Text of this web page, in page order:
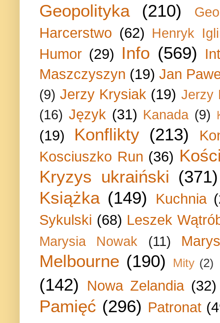
Geopolityka
(210)
Harcerstwo (62) Henryk
Humor (29) Info (569)
Maszczyszyn (19) Jan
(9) Jerzy Krysiak (19) Jerzy
(16) Język (31) Kanada (9)
(19) Konflikty (213)
Kosciuszko Run (36)
Kryzys ukraiński (371)
Książka (149) Kuchnia
Sykulski (68) Leszek
Marysia Nowak (11)
Melbourne (190) Mity (2)
(142) Nowa Zelandia (32)
Pamięć (296) Patronat